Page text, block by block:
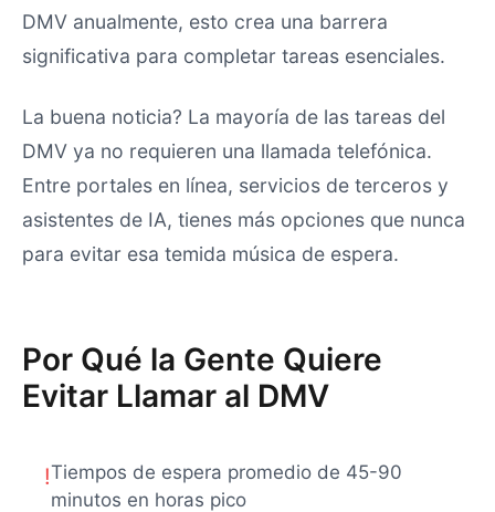
DMV anualmente, esto crea una barrera
significativa para completar tareas esenciales.
La buena noticia? La mayoría de las tareas del
DMV ya no requieren una llamada telefónica.
Entre portales en línea, servicios de terceros y
asistentes de IA, tienes más opciones que nunca
para evitar esa temida música de espera.
Por Qué la Gente Quiere
Evitar Llamar al DMV
!Tiempos de espera promedio de 45-90
minutos en horas pico